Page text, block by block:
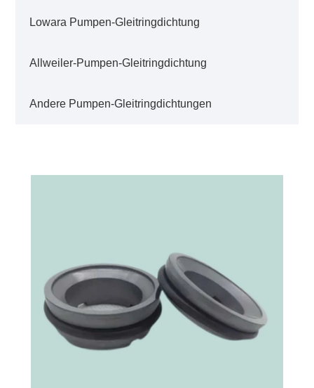
Lowara Pumpen-Gleitringdichtung
Allweiler-Pumpen-Gleitringdichtung
Andere Pumpen-Gleitringdichtungen